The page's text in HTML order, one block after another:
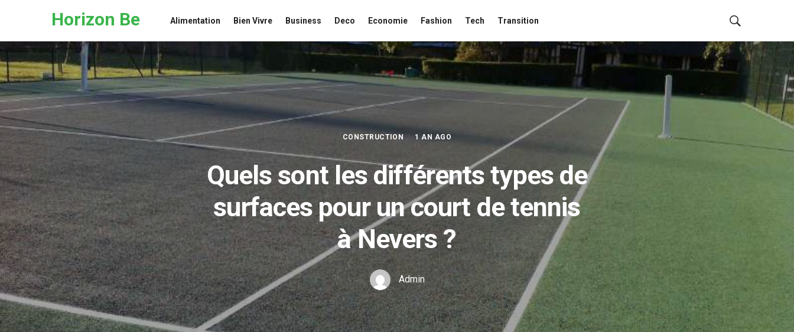
Horizon Be Alimentation Bien Vivre Business Deco Economie Fashion Tech Transition
CONSTRUCTION 1 AN AGO
Quels sont les différents types de
surfaces pour un court de tennis
à Nevers ?
Admin